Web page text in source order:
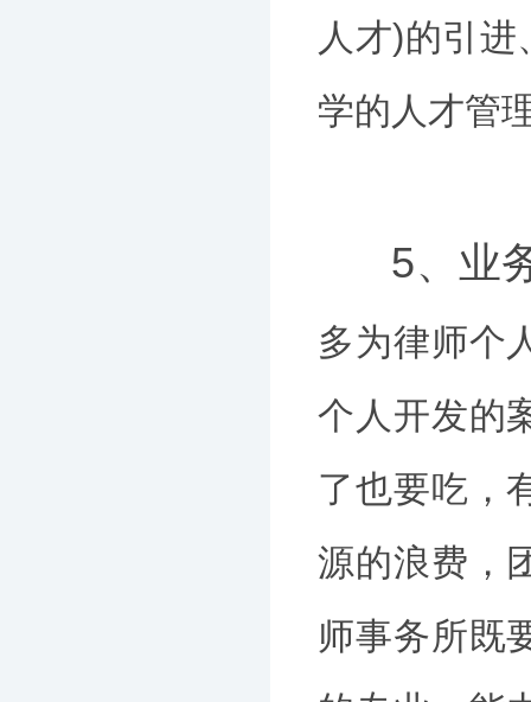
人才)的引
学的人才管
5、业
多为律师个
个人开发的
了也要吃，
源的浪费，
师事务所既